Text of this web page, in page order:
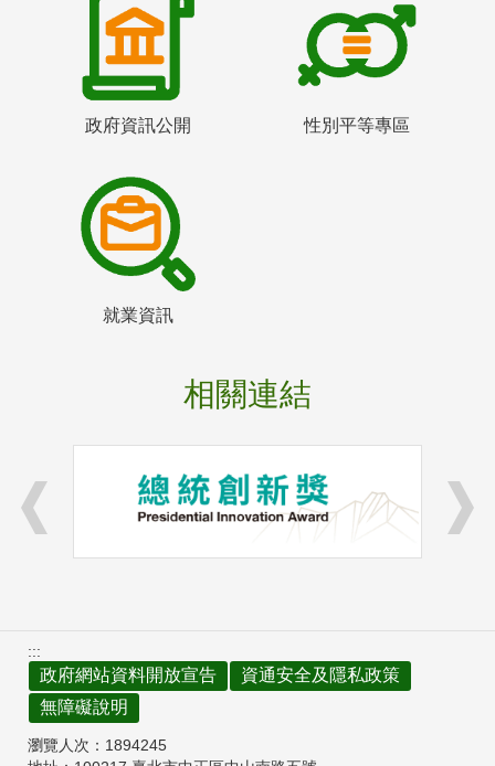
政府資訊公開 性別平等專區
就業資訊
相關連結
:::
政府網站資料開放宣告
資通安全及隱私政策
無障礙說明
瀏覽人次： 1894245